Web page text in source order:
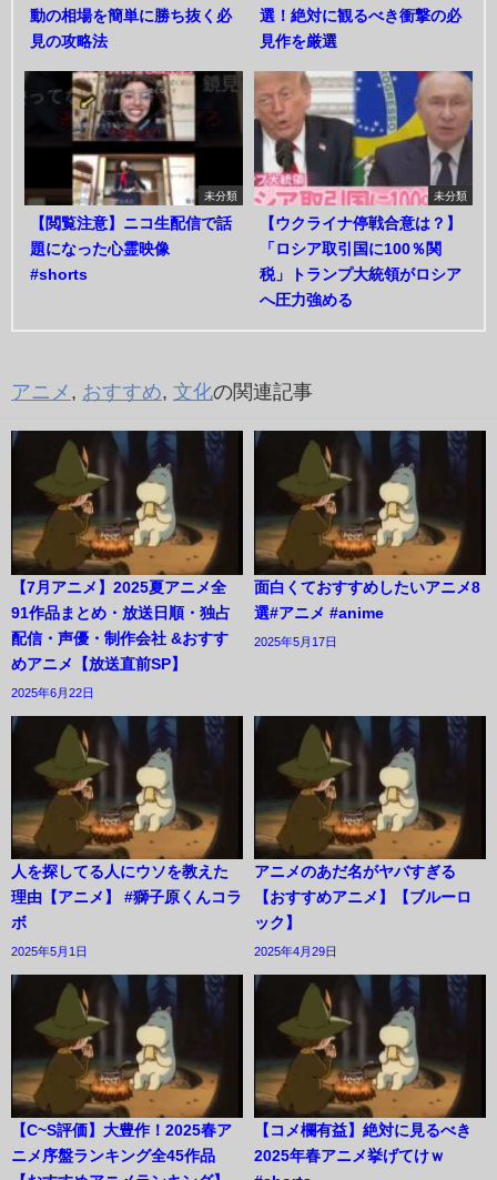
動の相場を簡単に勝ち抜く必
見の攻略法
選！絶対に観るべき衝撃の必
見作を厳選
未分類
【閲覧注意】ニコ生配信で話
題になった心霊映像
#shorts
未分類
【ウクライナ停戦合意は？】
「ロシア取引国に100％関
税」トランプ大統領がロシア
へ圧力強める
アニメ , おすすめ, 文化の関連記事
【7月アニメ】2025夏アニメ全
91作品まとめ・放送日順・独占
配信・声優・制作会社 &おすす
めアニメ【放送直前SP】
2025年6月22日
面白くておすすめしたいアニメ8
選#アニメ #anime
2025年5月17日
人を探してる人にウソを教えた
理由【アニメ】 #獅子原くんコラ
ボ
2025年5月1日
アニメのあだ名がヤバすぎる
【おすすめアニメ】【ブルーロ
ック】
2025年4月29日
【C~S評価】大豊作！2025春ア
ニメ序盤ランキング全45作品
【コメ欄有益】絶対に見るべき
2025年春アニメ挙げてけｗ